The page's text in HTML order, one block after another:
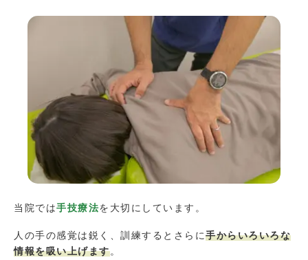
当院では手技療法を大切にしています。
人の手の感覚は鋭く、訓練するとさらに手からいろいろな
情報を吸い上げます。